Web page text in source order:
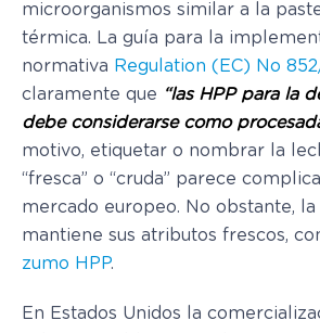
microorganismos similar a la
térmica. La guía para la
normativa Regulation (EC) No
claramente que “las HPP para la
debe considerarse como
motivo, etiquetar o nombrar la
“fresca” o “cruda” parece
mercado europeo. No obstante, la
mantiene sus atributos frescos,
zumo HPP.
En Estados Unidos la